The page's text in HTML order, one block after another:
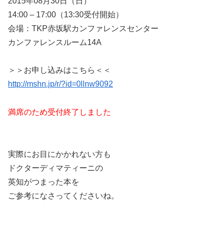
14:00 – 17:00（13:30受付開始）
会場：TKP赤坂駅カンファレンスセンター
カンファレンスルーム14A
＞＞お申し込みはこちら＜＜
http://mshn.jp/r/?id=0llnw9092
満席のため受付終了しました
実際にお目にかかれない方も
ドクターディマティーニの
英知がつまった本を
ご参考になさってくださいね。